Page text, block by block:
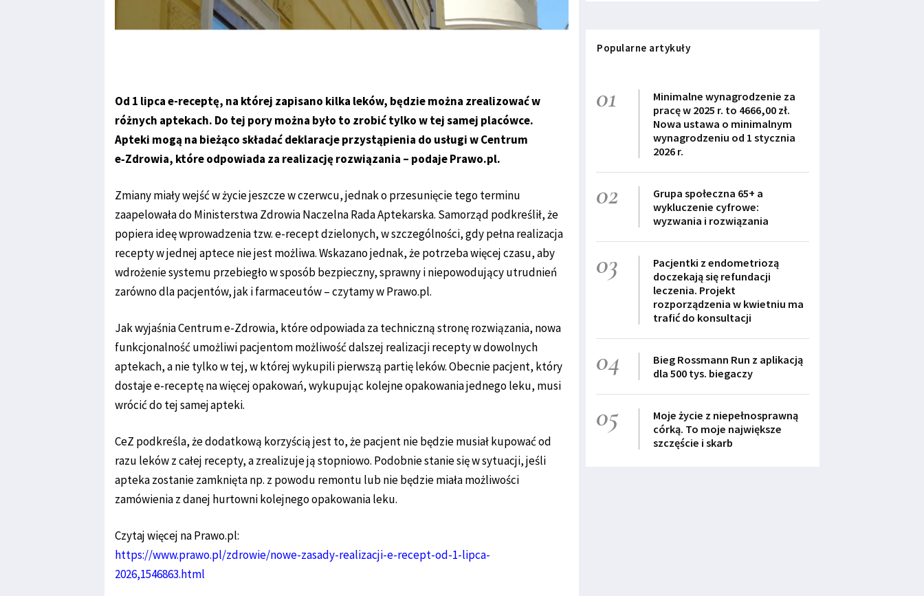
Od 1 lipca e-receptę, na której zapisano kilka leków, będzie można zrealizować w
różnych aptekach. Do tej pory można było to zrobić tylko w tej samej placówce.
Apteki mogą na bieżąco składać deklaracje przystąpienia do usługi w Centrum
e‑Zdrowia, które odpowiada za realizację rozwiązania – podaje Prawo.pl.
Zmiany miały wejść w życie jeszcze w czerwcu, jednak o przesunięcie tego terminu
zaapelowała do Ministerstwa Zdrowia Naczelna Rada Aptekarska. Samorząd podkreślił, że
popiera ideę wprowadzenia tzw. e-recept dzielonych, w szczególności, gdy pełna realizacja
recepty w jednej aptece nie jest możliwa. Wskazano jednak, że potrzeba więcej czasu, aby
wdrożenie systemu przebiegło w sposób bezpieczny, sprawny i niepowodujący utrudnień
zarówno dla pacjentów, jak i farmaceutów – czytamy w Prawo.pl.
Jak wyjaśnia Centrum e-Zdrowia, które odpowiada za techniczną stronę rozwiązania, nowa
funkcjonalność umożliwi pacjentom możliwość dalszej realizacji recepty w dowolnych
aptekach, a nie tylko w tej, w której wykupili pierwszą partię leków. Obecnie pacjent, który
dostaje e-receptę na więcej opakowań, wykupując kolejne opakowania jednego leku, musi
wrócić do tej samej apteki.
CeZ podkreśla, że dodatkową korzyścią jest to, że pacjent nie będzie musiał kupować od
razu leków z całej recepty, a zrealizuje ją stopniowo. Podobnie stanie się w sytuacji, jeśli
apteka zostanie zamknięta np. z powodu remontu lub nie będzie miała możliwości
zamówienia z danej hurtowni kolejnego opakowania leku.
Czytaj więcej na Prawo.pl:
https://www.prawo.pl/zdrowie/nowe-zasady-realizacji-e-recept-od-1-lipca-
2026,1546863.html
Popularne artykuły
01
Minimalne wynagrodzenie za
pracę w 2025 r. to 4666,00 zł.
Nowa ustawa o minimalnym
wynagrodzeniu od 1 stycznia
2026 r.
02
Grupa społeczna 65+ a
wykluczenie cyfrowe:
wyzwania i rozwiązania
03
Pacjentki z endometriozą
doczekają się refundacji
leczenia. Projekt
rozporządzenia w kwietniu ma
trafić do konsultacji
04
Bieg Rossmann Run z aplikacją
dla 500 tys. biegaczy
05
Moje życie z niepełnosprawną
córką. To moje największe
szczęście i skarb